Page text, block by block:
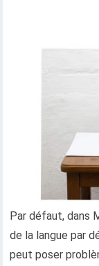
Par défaut, dans
de la langue par
peut poser